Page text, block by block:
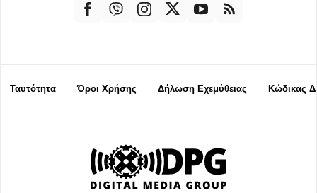
Ταυτότητα Όροι Χρήσης Δήλωση Εχεμύθειας Κώδικας